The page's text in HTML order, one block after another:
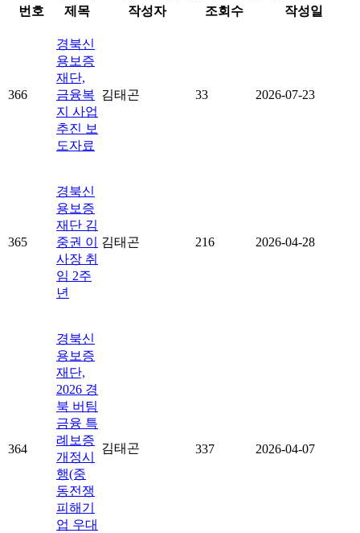
번호
제목 작성자 조회수 작성일
366
경북신
용보증
재단,
금융복
지 사업
추진 보
도자료
김태곤 33 2026-07-23
365
경북신
용보증
재단 김
중권 이
사장 취
임 2주
년
김태곤 216 2026-04-28
364
경북신
용보증
재단,
2026 경
북 버팀
금융 특
례보증
개정시
행(중
동전쟁
피해기
업 우대
김태곤 337 2026-04-07